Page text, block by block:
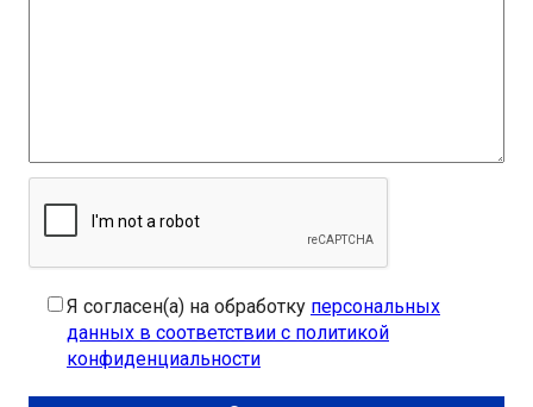
Я согласен(а) на обработку персональных
данных в соответствии с политикой
конфиденциальности